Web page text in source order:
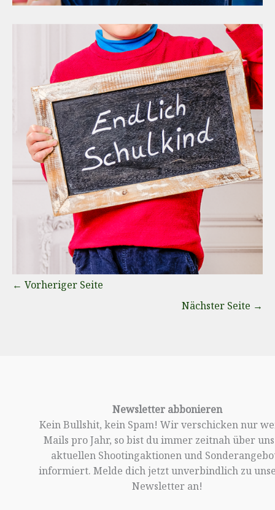
← Vorheriger Seite
Nächster Seite →
Newsletter abbonieren
Kein Bullshit, kein Spam! Wir verschicken nur
Mails pro Jahr, so bist du immer zeitnah über
aktuellen Shootingaktionen und
informiert. Melde dich jetzt unverbindlich zu
Newsletter an!